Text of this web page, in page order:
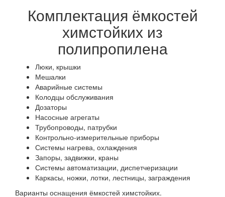
Комплектация ёмкостей
химстойких из
полипропилена
Люки, крышки
Мешалки
Аварийные системы
Колодцы обслуживания
Дозаторы
Насосные агрегаты
Трубопроводы, патрубки
Контрольно-измерительные приборы
Системы нагрева, охлаждения
Запоры, задвижки, краны
Системы автоматизации, диспетчеризации
Каркасы, ножки, лотки, лестницы, заграждения
Варианты оснащения ёмкостей химстойких.